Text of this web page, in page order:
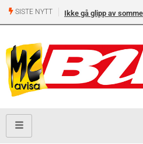
SISTE NYTT Ikke gå glipp av